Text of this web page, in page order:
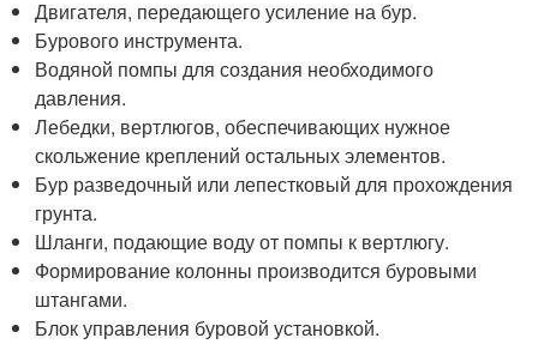
Двигателя, передающего усиление на бур.
Бурового инструмента.
Водяной помпы для создания необходимого
давления.
Лебедки, вертлюгов, обеспечивающих нужное
скольжение креплений остальных элементов.
Бур разведочный или лепестковый для прохождения
грунта.
Шланги, подающие воду от помпы к вертлюгу.
Формирование колонны производится буровыми
штангами.
Блок управления буровой установкой.